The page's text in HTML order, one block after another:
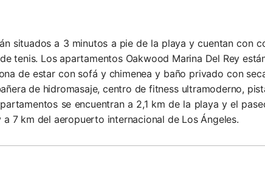
situados a 3 minutos a pie de la playa y cuentan con
tenis. Los apartamentos Oakwood Marina Del Rey
de estar con sofá y chimenea y baño privado con
de hidromasaje, centro de fitness ultramoderno,
se encuentran a 2,1 km de la playa y el
7 km del aeropuerto internacional de Los Ángeles.